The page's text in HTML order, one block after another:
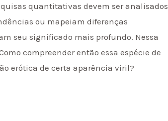
quantitativas devem ser analisados
ou mapeiam diferenças
seu significado mais profundo. Nessa
compreender então essa espécie de
erótica de certa aparência viril?